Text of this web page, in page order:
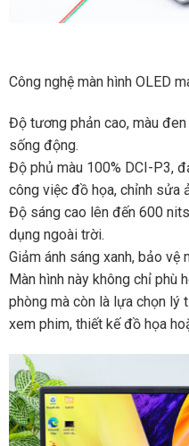
Công nghệ màn hình OLED
Độ tương phản cao, màu
sống động.
Độ phủ màu 100% DCI-P3,
công việc đồ họa, chỉnh sửa
Độ sáng cao lên đến 600
dụng ngoài trời.
Giảm ánh sáng xanh, bảo
Màn hình này không chỉ phù
phòng mà còn là lựa chọn lý
xem phim, thiết kế đồ họa